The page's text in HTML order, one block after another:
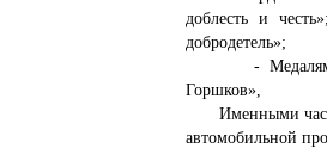
доблесть и
добродетель»;
- Медалями:
Горшков»,
Именными
автомобильной